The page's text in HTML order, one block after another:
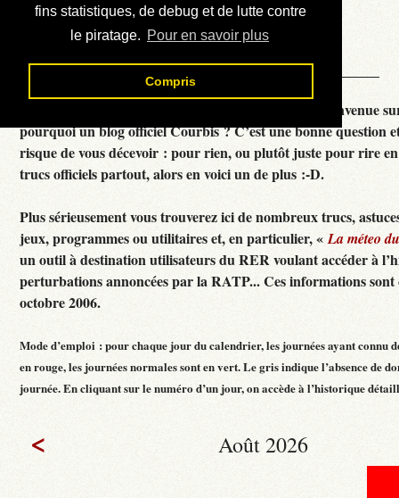
fins statistiques, de debug et de lutte contre
le piratage. Pour en savoir plus
Compris
Téléchargement
Contact
Courbis, « LE » Blog Officiel - je vous souhaite la bienvenue
pourquoi un blog officiel Courbis ? C’est une bonne question
risque de vous décevoir : pour rien, ou plutôt juste pour rire
trucs officiels partout, alors en voici un de plus :-D.
Plus sérieusement vous trouverez ici de nombreux trucs,
jeux, programmes ou utilitaires et, en particulier, «La méteo
un outil à destination utilisateurs du RER voulant accéder à
perturbations annoncées par la RATP... Ces informations sont
octobre 2006.
Mode d’emploi : pour chaque jour du calendrier, les journées ayant connu
en rouge, les journées normales sont en vert. Le gris indique l’absence de
journée. En cliquant sur le numéro d’un jour, on accède à l’historique
< Août 2026